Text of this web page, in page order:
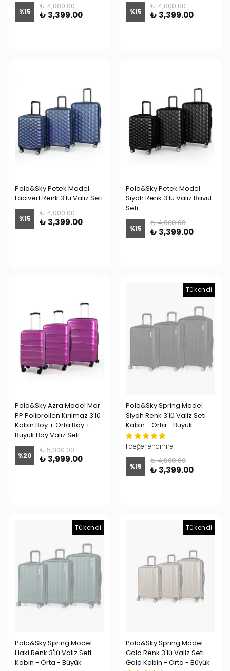
%15
₺ 4,000.00
₺ 3,399.00 %15
₺ 4,000.00
₺ 3,399.00
Polo&Sky Petek Model
Lacivert Renk 3'lü Valiz Seti
%15
₺ 4,000.00
₺ 3,399.00
Polo&Sky Petek Model
Siyah Renk 3'lü Valiz Bavul
Seti
%15
₺ 4,000.00
₺ 3,399.00
Polo&Sky Azra Model Mor
PP Poliproilen Kırılmaz 3'lü
Kabin Boy + Orta Boy +
Büyük Boy Valiz Seti
%20
₺ 5,000.00
₺ 3,999.00
Tükendi
Polo&Sky Spring Model
Siyah Renk 3'lü Valiz Seti
Kabin - Orta - Büyük
1 değerlendirme
%15
₺ 4,000.00
₺ 3,399.00
Tükendi
Polo&Sky Spring Model
Haki Renk 3'lü Valiz Seti
Kabin - Orta - Büyük
Tükendi
Polo&Sky Spring Model
Gold Renk 3'lü Valiz Seti
Gold Kabin - Orta - Büyük